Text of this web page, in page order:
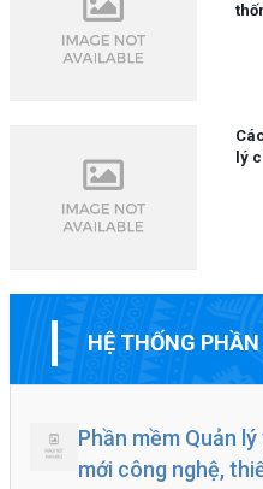
lý
HỆ THỐNG
Phần mềm Quản
mới công nghệ,